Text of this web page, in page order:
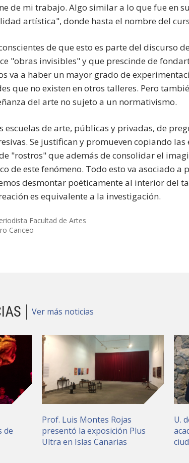
de mi trabajo. Algo similar a lo que fue en
artística", donde hasta el nombre del
de que esto es parte del discurso
"obras invisibles" y que prescinde de
va a haber un mayor grado de
que no existen en otros talleres. Pero
del arte no sujeto a un normativismo.
escuelas de arte, públicas y privadas, de
Se justifican y promueven copiando
"rostros" que además de consolidar el
de este fenómeno. Todo esto va asociado a
desmontar poéticamente al interior del
es equivalente a la investigación.
Facultad de Artes
Cariceo
Ver más noticias
de
Prof. Luis Montes Rojas
presentó la exposición Plus
Ultra en Islas Canarias
U.